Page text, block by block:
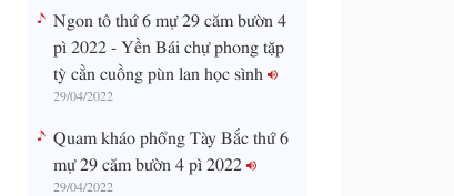
Ngon tô thứ 6 mự 29 căm bườn 4
pì 2022 - Yền Bái chự phong tặp
tỳ cằn cuồng pùn lan học sình
29/04/2022
Quam kháo phổng Tày Bắc thứ 6
mự 29 căm bườn 4 pì 2022
29/04/2022